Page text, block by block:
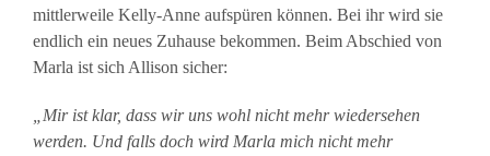
mittlerweile Kelly-Anne aufspüren können. Bei ihr wird sie
endlich ein neues Zuhause bekommen. Beim Abschied von
Marla ist sich Allison sicher:
„Mir ist klar, dass wir uns wohl nicht mehr wiedersehen
werden. Und falls doch wird Marla mich nicht mehr